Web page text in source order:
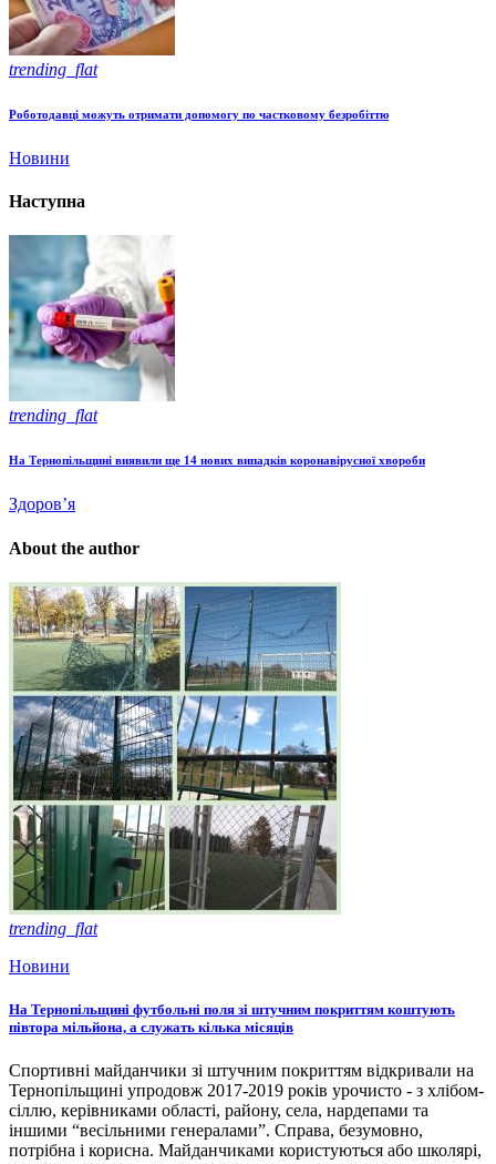
trending_flat
Роботодавці можуть отримати допомогу по частковому безробіттю
Новини
Наступна
trending_flat
На Тернопільщині виявили ще 14 нових випадків коронавірусної хвороби
Здоров’я
About the author
trending_flat
Новини
На Тернопільщині футбольні поля зі штучним покриттям коштують
півтора мільйона, а служать кілька місяців
Спортивні майданчики зі штучним покриттям відкривали на
Тернопільщині упродовж 2017-2019 років урочисто - з хлібом-
сіллю, керівниками області, району, села, нардепами та
іншими “весільними генералами”. Справа, безумовно,
потрібна і корисна. Майданчиками користуються або школярі,